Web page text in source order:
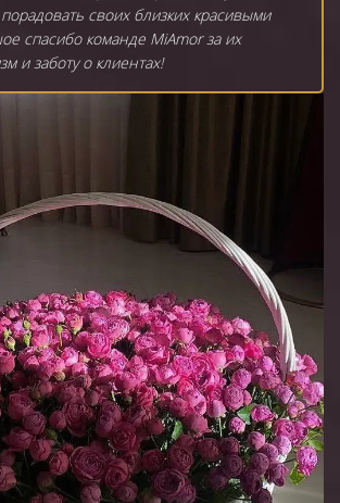
своих близких красивыми
спасибо команде MiAmor за их
и заботу о клиентах!